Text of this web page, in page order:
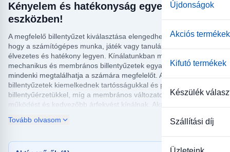
Újdonságok
Akciós termékek
Kifutó termékek
Készülék
Szállítási díj
Kényelem és hatékonyság egyetlen
eszközben!
A megfelelő billentyűzet kiválasztása elengedhetetlen ahhoz,
hogy a számítógépes munka, játék vagy tanulás maximálisan
élvezetes és hatékony legyen. Kínálatunkban megtalálhatók
mechanikus és membrános billentyűzetek egyaránt, melyek közül
mindenki megtalálhatja a számára megfelelőt. A mechanikus
billentyűzetek kiemelkednek tartósságukkal és precíz
billentyűérzetükkel, míg a membrános változatok csendesebb
működést és kedvezőbb árfekvést kínálnak. Akár irodai
biztosan rátalál a tökéletes billentyűzetre.
Széles választékunkban számos funkcióval rendelkező
Tovább olvasom